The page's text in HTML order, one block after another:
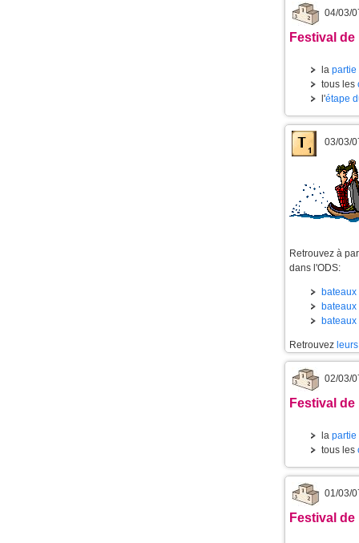
04/03/
Festival
la partie
tous les
l'étape
03/03/
Retrouvez à
dans l'ODS:
Retrouvez
02/03/
Festival de
la partie
tous les
01/03/
Festival